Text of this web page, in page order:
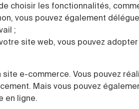
choisir les fonctionnalités,
vous pouvez également
;
site web, vous pouvez
e-commerce. Vous pouvez
Mais vous pouvez
en ligne.